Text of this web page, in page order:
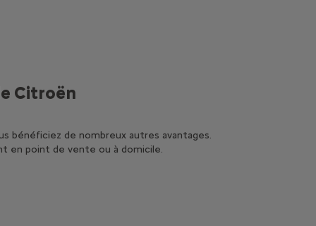
Citroën
bénéficiez de nombreux autres avantages.
en point de vente ou à domicile.